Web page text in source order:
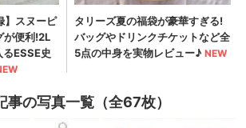
事の写真一覧（全67枚）